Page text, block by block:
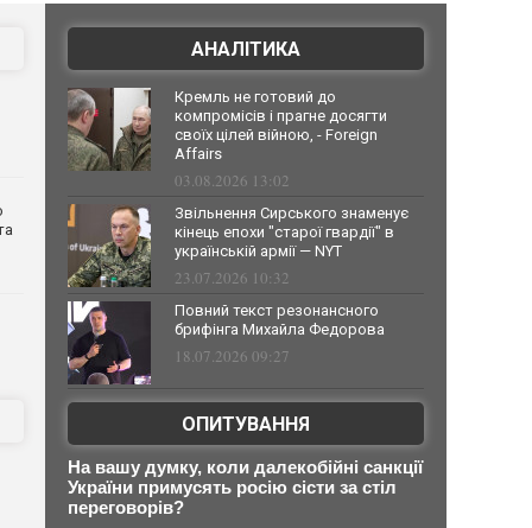
АНАЛІТИКА
Кремль не готовий до
компромісів і прагне досягти
своїх цілей війною, - Foreign
Affairs
03.08.2026 13:02
Звільнення Сирського знаменує
кінець епохи "старої гвардії" в
українській армії — NYT
23.07.2026 10:32
Повний текст резонансного
брифінга Михайла Федорова
18.07.2026 09:27
ОПИТУВАННЯ
На вашу думку, коли далекобійні санкції
України примусять росію сісти за стіл
переговорів?